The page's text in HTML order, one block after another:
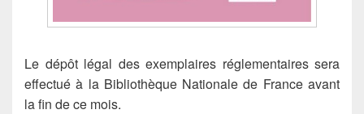
Le dépôt légal des exemplaires réglementaires sera
effectué à la Bibliothèque Nationale de France avant
la fin de ce mois.